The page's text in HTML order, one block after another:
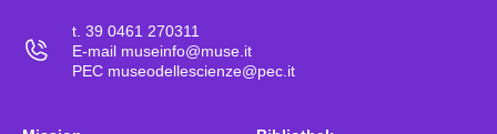
t. 39 0461 270311
E-mail museinfo@muse.it
PEC museodellescienze@pec.it